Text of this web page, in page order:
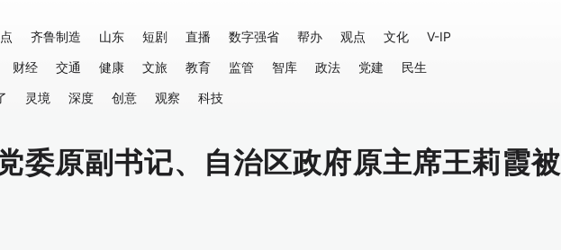
齐鲁制造 山东 短剧 直播 数字强省 帮办 观点 文化
V-IP
财经 交通 健康 文旅 教育 监管 智库 政法 党建
民生
灵境 深度 创意 观察 科技
委原副书记、自治区政府原主席王莉霞被